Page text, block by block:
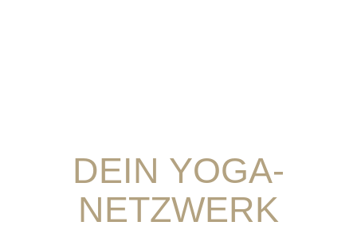
DEIN YOGA-
NETZWERK